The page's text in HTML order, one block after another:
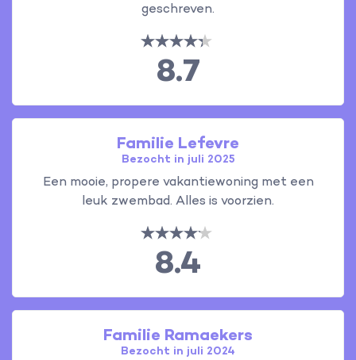
geschreven.
8.7
Familie Lefevre
Bezocht in juli 2025
Een mooie, propere vakantiewoning met een
leuk zwembad. Alles is voorzien.
8.4
Familie Ramaekers
Bezocht in juli 2024